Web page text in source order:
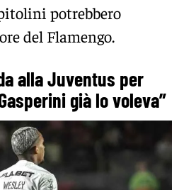
potrebbero
del Flamengo.
alla Juventus per
già lo voleva”